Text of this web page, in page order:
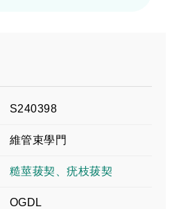
S240398
維管束學門
糙莖菝契、疣枝菝契
OGDL